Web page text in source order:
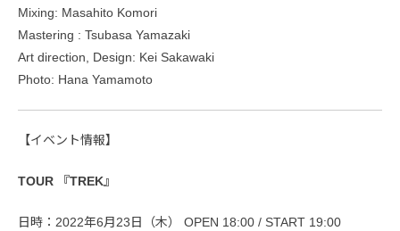
Mixing: Masahito Komori
Mastering : Tsubasa Yamazaki
Art direction, Design: Kei Sakawaki
Photo: Hana Yamamoto
【イベント情報】
TOUR 『TREK』
日時：2022年6月23日（木） OPEN 18:00 / START 19:00